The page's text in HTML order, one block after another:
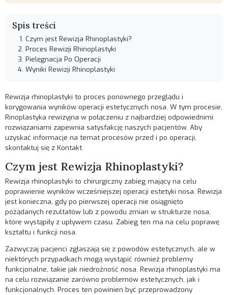
Spis treści
Czym jest Rewizja Rhinoplastyki?
Proces Rewizji Rhinoplastyki
Pielęgnacja Po Operacji
Wyniki Rewizji Rhinoplastyki
Rewizja rhinoplastyki to proces ponownego przeglądu i
korygowania wyników operacji estetycznych nosa. W tym procesie,
Rinoplastyka rewizyjna w połączeniu z najbardziej odpowiednimi
rozwiązaniami zapewnia satysfakcję naszych pacjentów. Aby
uzyskać informacje na temat procesów przed i po operacji,
skontaktuj się zKontakt.
Czym jest Rewizja Rhinoplastyki?
Rewizja rhinoplastyki to chirurgiczny zabieg mający na celu
poprawienie wyników wcześniejszej operacji estetyki nosa. Rewizja
jest konieczna, gdy po pierwszej operacji nie osiągnięto
pożądanych rezultatów lub z powodu zmian w strukturze nosa,
które wystąpiły z upływem czasu. Zabieg ten ma na celu poprawę
kształtu i funkcji nosa.
Zazwyczaj pacjenci zgłaszają się z powodów estetycznych, ale w
niektórych przypadkach mogą wystąpić również problemy
funkcjonalne, takie jak niedrożność nosa. Rewizja rhinoplastyki ma
na celu rozwiązanie zarówno problemów estetycznych, jak i
funkcjonalnych. Proces ten powinien być przeprowadzony